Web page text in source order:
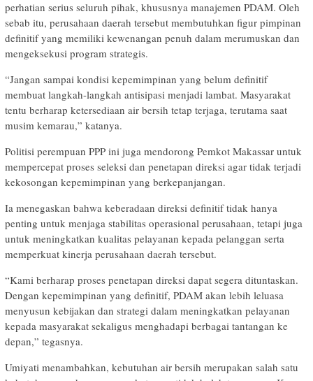
perhatian serius seluruh pihak, khususnya manajemen PDAM. Oleh
sebab itu, perusahaan daerah tersebut membutuhkan figur pimpinan
definitif yang memiliki kewenangan penuh dalam merumuskan dan
mengeksekusi program strategis.
“Jangan sampai kondisi kepemimpinan yang belum definitif
membuat langkah-langkah antisipasi menjadi lambat. Masyarakat
tentu berharap ketersediaan air bersih tetap terjaga, terutama saat
musim kemarau,” katanya.
Politisi perempuan PPP ini juga mendorong Pemkot Makassar untuk
mempercepat proses seleksi dan penetapan direksi agar tidak terjadi
kekosongan kepemimpinan yang berkepanjangan.
Ia menegaskan bahwa keberadaan direksi definitif tidak hanya
penting untuk menjaga stabilitas operasional perusahaan, tetapi juga
untuk meningkatkan kualitas pelayanan kepada pelanggan serta
memperkuat kinerja perusahaan daerah tersebut.
“Kami berharap proses penetapan direksi dapat segera dituntaskan.
Dengan kepemimpinan yang definitif, PDAM akan lebih leluasa
menyusun kebijakan dan strategi dalam meningkatkan pelayanan
kepada masyarakat sekaligus menghadapi berbagai tantangan ke
depan,” tegasnya.
Umiyati menambahkan, kebutuhan air bersih merupakan salah satu